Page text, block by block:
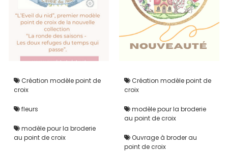
Création modèle point de
croix
fleurs
modèle pour la broderie
au point de croix
Création modèle point de
croix
modèle pour la broderie
au point de croix
Ouvrage à broder au
point de croix